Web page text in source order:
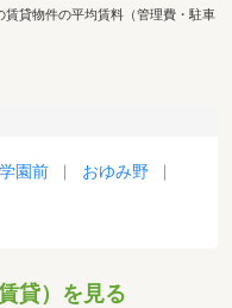
貸物件の平均賃料（管理費・駐車
学園前 おゆみ野
貸）を見る